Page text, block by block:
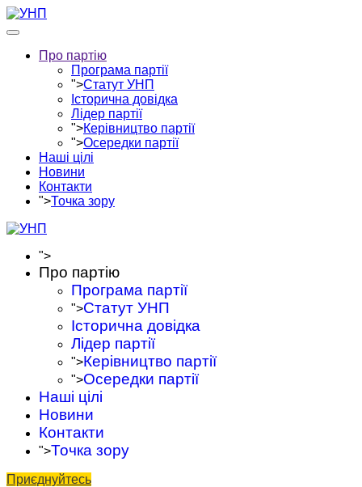
Про партію
Програма партії
">Статут УНП
Історична довідка
Лідер партії
">Керівництво партії
">Осередки партії
Наші цілі
Новини
Контакти
">Точка зору
">
Про партію
Програма партії
">Статут УНП
Історична довідка
Лідер партії
">Керівництво партії
">Осередки партії
Наші цілі
Новини
Контакти
">Точка зору
Приєднуйтесь